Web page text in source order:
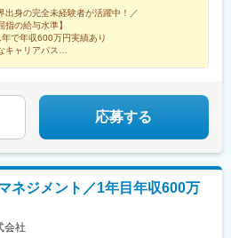
香川、愛媛、高知■九州／福岡、佐賀、長
鹿児島、沖縄☆江戸川・川崎・湘南・川
多摩川にて新規オープン★別事業へのキ
格可能☆ページ下部「勤務地の一例」も
国マネージャーコース】◆全国募集／引越
後の勤務地は現在お住まいの地域又はジ
相談の上決定◆引越し手当支給・家賃無
早期キャリアアップしたい方に最適なポ
出身の完全未経験者が活躍中！／
指の給与水準】
で年収600万円実績あり
キャリアパス
応募する
ネジメント／1年目年収600万
会社